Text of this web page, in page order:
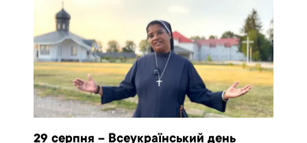
29 серпня – Всеукраїнський день